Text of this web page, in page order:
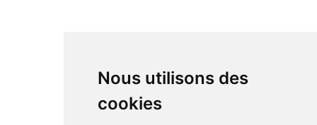
Nous utilisons des
cookies